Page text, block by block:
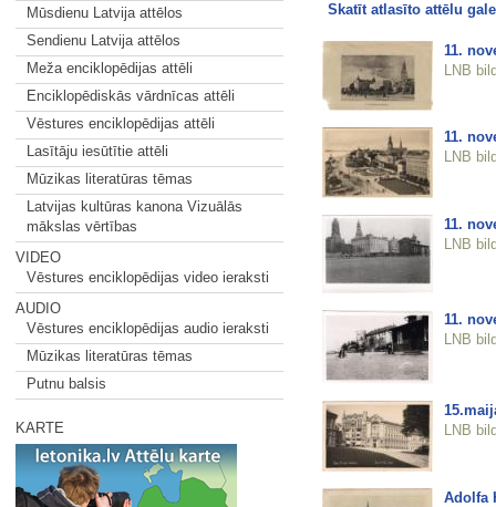
Mūsdienu Latvija attēlos
Sendienu Latvija attēlos
Meža enciklopēdijas attēli
Enciklopēdiskās vārdnīcas attēli
Vēstures enciklopēdijas attēli
Lasītāju iesūtītie attēli
Mūzikas literatūras tēmas
Latvijas kultūras kanona Vizuālās
mākslas vērtības
VIDEO
Vēstures enciklopēdijas video ieraksti
AUDIO
Vēstures enciklopēdijas audio ieraksti
Mūzikas literatūras tēmas
Putnu balsis
KARTE
Skatīt atlasīto attēlu
11.
LNB
11.
LNB
11.
LNB
11.
LNB
LNB
Adolfa